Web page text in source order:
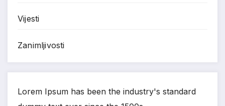
Vijesti
Zanimljivosti
Lorem Ipsum has been the industry's standard